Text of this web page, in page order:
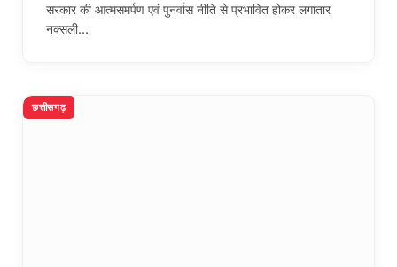
सरकार की आत्मसमर्पण एवं पुनर्वास नीति से प्रभावित होकर लगातार
नक्सली…
छत्तीसगढ़